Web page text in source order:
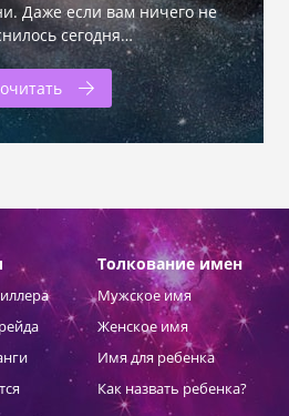
Даже если вам ничего не
сегодня…
Толкование имен
Мужское имя
Женское имя
Имя для ребенка
Как назвать ребенка?